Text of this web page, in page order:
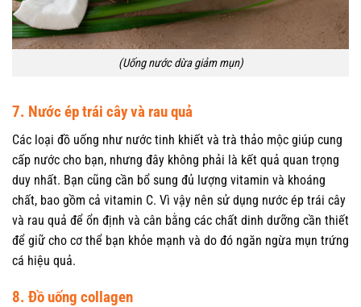
(Uống nước dừa giảm mụn)
7. Nước ép trái cây và rau quả
Các loại đồ uống như nước tinh khiết và trà thảo mộc giúp cung
cấp nước cho bạn, nhưng đây không phải là kết quả quan trọng
duy nhất. Bạn cũng cần bổ sung đủ lượng vitamin và khoáng
chất, bao gồm cả vitamin C. Vì vậy nên sử dụng nước ép trái cây
và rau quả để ổn định và cân bằng các chất dinh dưỡng cần thiết
để giữ cho cơ thể bạn khỏe mạnh và do đó ngăn ngừa mụn trứng
cá hiệu quả.
8. Đồ uống collagen